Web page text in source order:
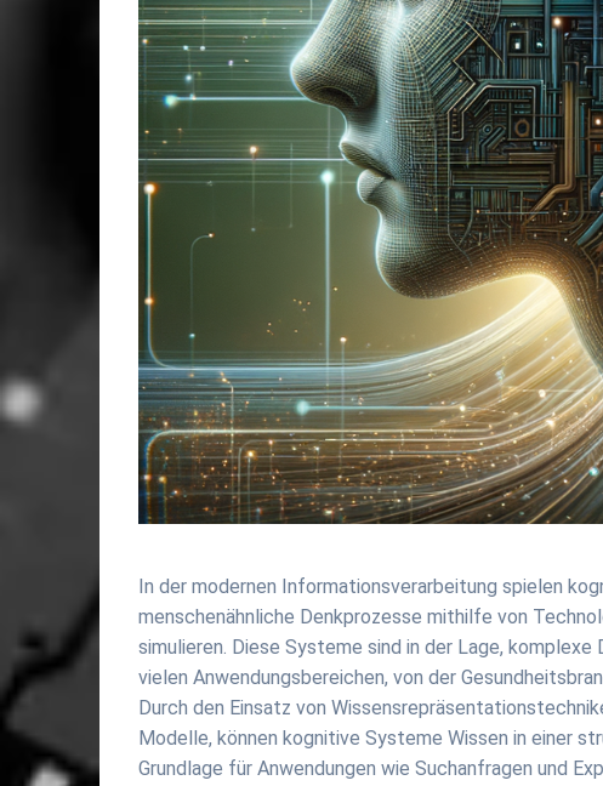
In der modernen Informationsverarbeitung spielen
menschenähnliche Denkprozesse mithilfe von
simulieren. Diese Systeme sind in der Lage,
vielen Anwendungsbereichen, von der
Durch den Einsatz von
Modelle, können kognitive Systeme Wissen in einer
Grundlage für Anwendungen wie Suchanfragen und